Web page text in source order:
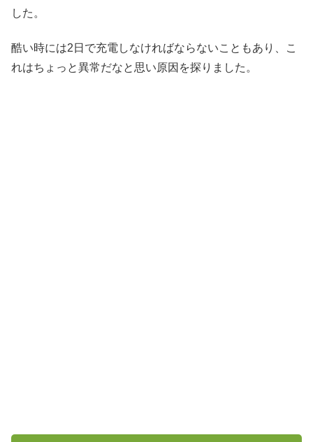
した。
酷い時には2日で充電しなければならないこともあり、こ
れはちょっと異常だなと思い原因を探りました。